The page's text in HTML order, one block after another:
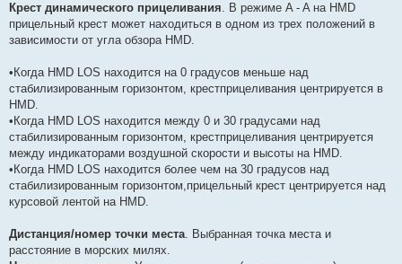
Крест динамического прицеливания. В режиме A - A на HMD
прицельный крест может находиться в одном из трех положений в
зависимости от угла обзора HMD.
•Когда HMD LOS находится на 0 градусов меньше над
стабилизированным горизонтом, крестприцеливания центрируется в
HMD.
•Когда HMD LOS находится между 0 и 30 градусами над
стабилизированным горизонтом, крестприцеливания центрируется
между индикаторами воздушной скорости и высоты на HMD.
•Когда HMD LOS находится более чем на 30 градусов над
стабилизированным горизонтом,прицельный крест центрируется над
курсовой лентой на HMD.
Дистанция/номер точки места. Выбранная точка места и
расстояние в морских милях.